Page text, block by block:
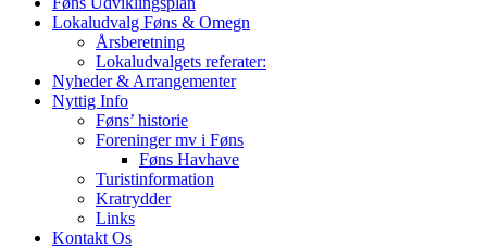
Lokaludvalg Føns & Omegn
Årsberetning
Lokaludvalgets referater:
Nyheder & Arrangementer
Nyttig Info
Føns’ historie
Foreninger mv i Føns
Føns Havhave
Turistinformation
Kratrydder
Links
Kontakt Os